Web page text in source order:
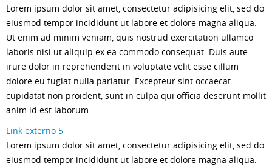
Lorem ipsum dolor sit amet, consectetur adipisicing elit, sed do
eiusmod tempor incididunt ut labore et dolore magna aliqua.
Ut enim ad minim veniam, quis nostrud exercitation ullamco
laboris nisi ut aliquip ex ea commodo consequat. Duis aute
irure dolor in reprehenderit in voluptate velit esse cillum
dolore eu fugiat nulla pariatur. Excepteur sint occaecat
cupidatat non proident, sunt in culpa qui officia deserunt mollit
anim id est laborum.
Link externo 5
Lorem ipsum dolor sit amet, consectetur adipisicing elit, sed do
eiusmod tempor incididunt ut labore et dolore magna aliqua.